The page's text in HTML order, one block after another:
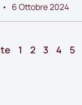
6 Ottobre 2024
1 2 3 4 5